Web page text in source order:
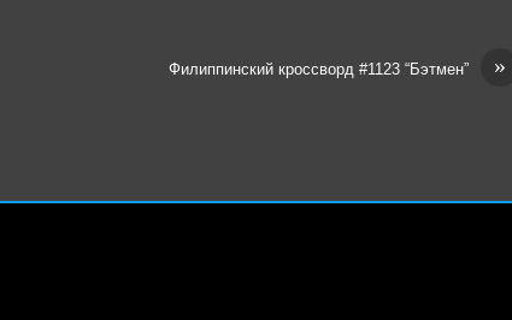
»
Филиппинский кроссворд #1123 “Бэтмен”